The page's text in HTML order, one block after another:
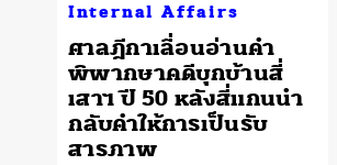
Internal Affairs
ศาลฎีกาเลื่อนอ่านคำ
พิพากษาคดีบุกบ้านสี่
เสาฯ ปี 50 หลังสี่แกนนำ
กลับคำให้การเป็นรับ
สารภาพ